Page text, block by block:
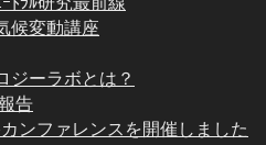
候変動講座
ジーラボとは？
告
ンファレンスを開催しました